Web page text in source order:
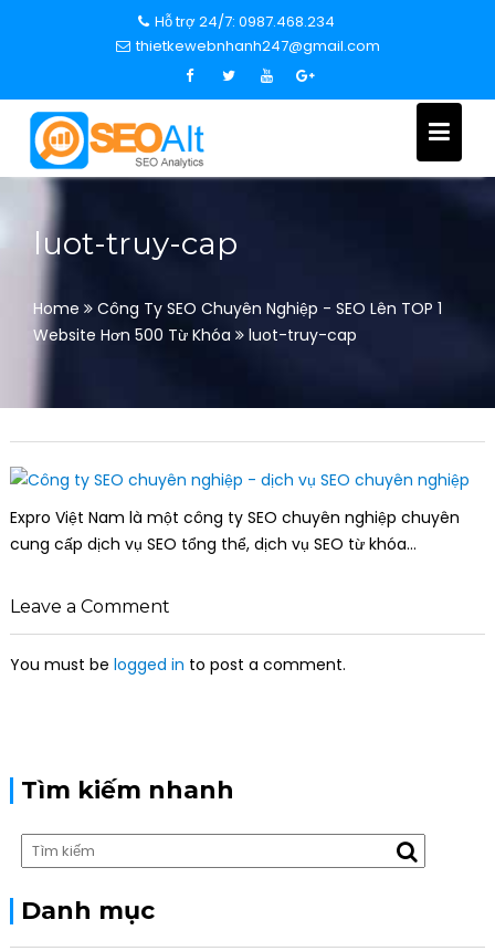
c
Hỗ trợ 24/7: 0987.468.234
thietkewebnhanh247@gmail.com
luot-truy-cap
Home
Công Ty SEO Chuyên Nghiệp - SEO Lên TOP 1
Website Hơn 500 Từ Khóa
luot-truy-cap
Expro Việt Nam là một công ty SEO chuyên nghiệp chuyên
cung cấp dịch vụ SEO tổng thể, dịch vụ SEO từ khóa…
Leave a Comment
You must be logged in to post a comment.
Tìm kiếm nhanh
Danh mục